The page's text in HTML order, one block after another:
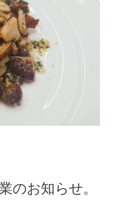
のお知らせ。